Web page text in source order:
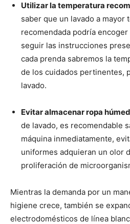
Utilizar la temperatura
saber que un lavado a mayor
recomendada podría
seguir las instrucciones
cada prenda sabremos la
de los cuidados pertinentes,
lavado.
Evitar almacenar ropa
de lavado, es recomendable
máquina inmediatamente,
uniformes adquieran un olor
proliferación de
Mientras la demanda por un
higiene crece, también se
electrodomésticos de línea